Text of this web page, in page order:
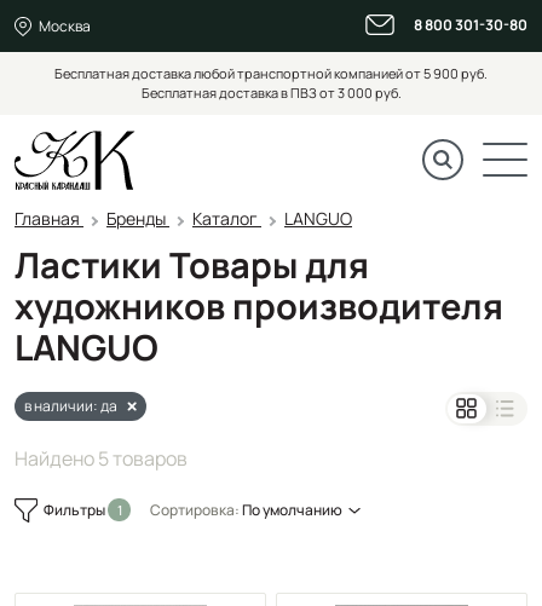
Москва 8 800 301-30-80
Бесплатная доставка любой транспортной компанией от 5 900 руб.
Бесплатная доставка в ПВЗ от 3 000 руб.
Главная Бренды Каталог LANGUO
Ластики Товары для
художников производителя
LANGUO
в наличии: да
Найдено 5 товаров
Фильтры Сортировка:По умолчанию